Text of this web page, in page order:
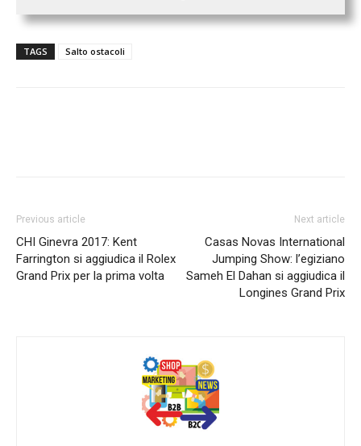
TAGS Salto ostacoli
Previous article
CHI Ginevra 2017: Kent
Farrington si aggiudica il Rolex
Grand Prix per la prima volta
Next article
Casas Novas International
Jumping Show: l’egiziano
Sameh El Dahan si aggiudica il
Longines Grand Prix